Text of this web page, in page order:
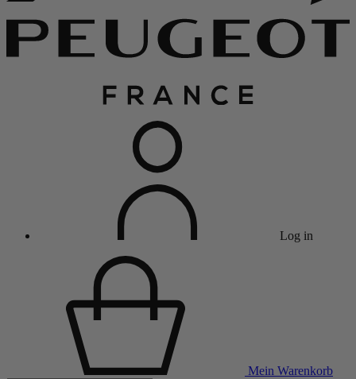
Log in
Mein Warenkorb